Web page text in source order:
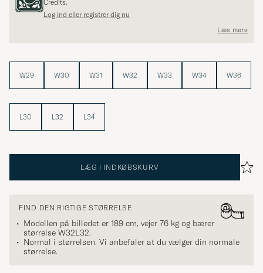
Credits.
Log ind eller registrer dig nu
Læs mere
W29 W30 W31 W32 W33 W34 W36
L30 L32 L34
LÆG I INDKØBSKURV
FIND DEN RIGTIGE STØRRELSE
Modellen på billedet er 189 cm, vejer 76 kg og bærer
størrelse W32L32.
Normal i størrelsen. Vi anbefaler at du vælger din normale
størrelse.